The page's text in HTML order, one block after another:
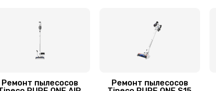
Ремонт пылесосов
Ремонт пылесосов